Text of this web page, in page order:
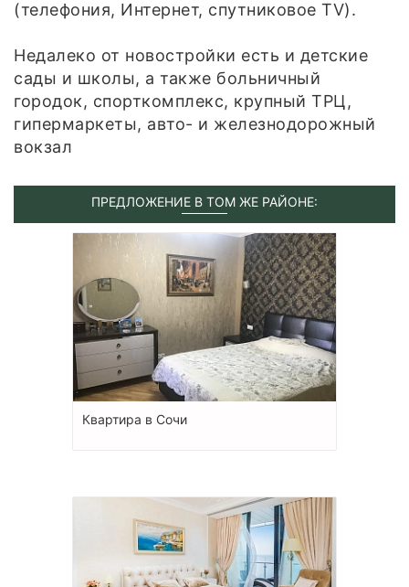
(телефония, Интернет, спутниковое TV).
Недалеко от новостройки есть и детские
сады и школы, а также больничный
городок, спорткомплекс, крупный ТРЦ,
гипермаркеты, авто- и железнодорожный
вокзал
ПРЕДЛОЖЕНИЕ В ТОМ ЖЕ РАЙОНЕ:
Квартира в Сочи